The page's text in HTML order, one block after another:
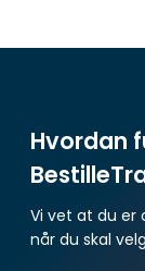
Hvordan
Vi vet at du er
når du skal